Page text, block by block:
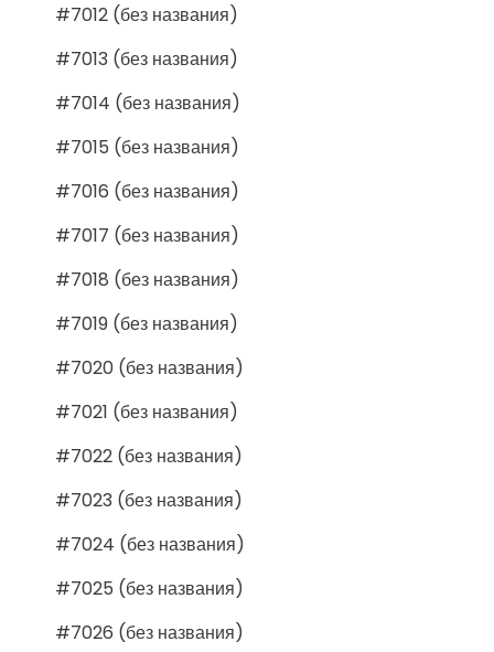
#7012 (без названия)
#7013 (без названия)
#7014 (без названия)
#7015 (без названия)
#7016 (без названия)
#7017 (без названия)
#7018 (без названия)
#7019 (без названия)
#7020 (без названия)
#7021 (без названия)
#7022 (без названия)
#7023 (без названия)
#7024 (без названия)
#7025 (без названия)
#7026 (без названия)